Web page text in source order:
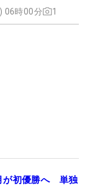
06時00分 1
が初優勝へ 単独